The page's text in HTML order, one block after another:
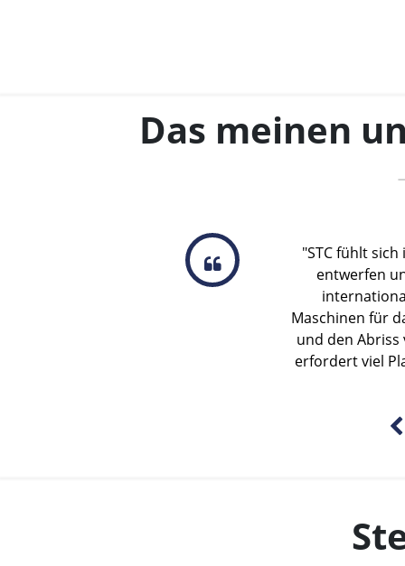
Das meinen
wir haben eine
direkten
und deutsche